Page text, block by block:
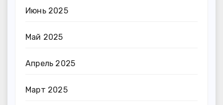
Июнь 2025
Май 2025
Апрель 2025
Март 2025